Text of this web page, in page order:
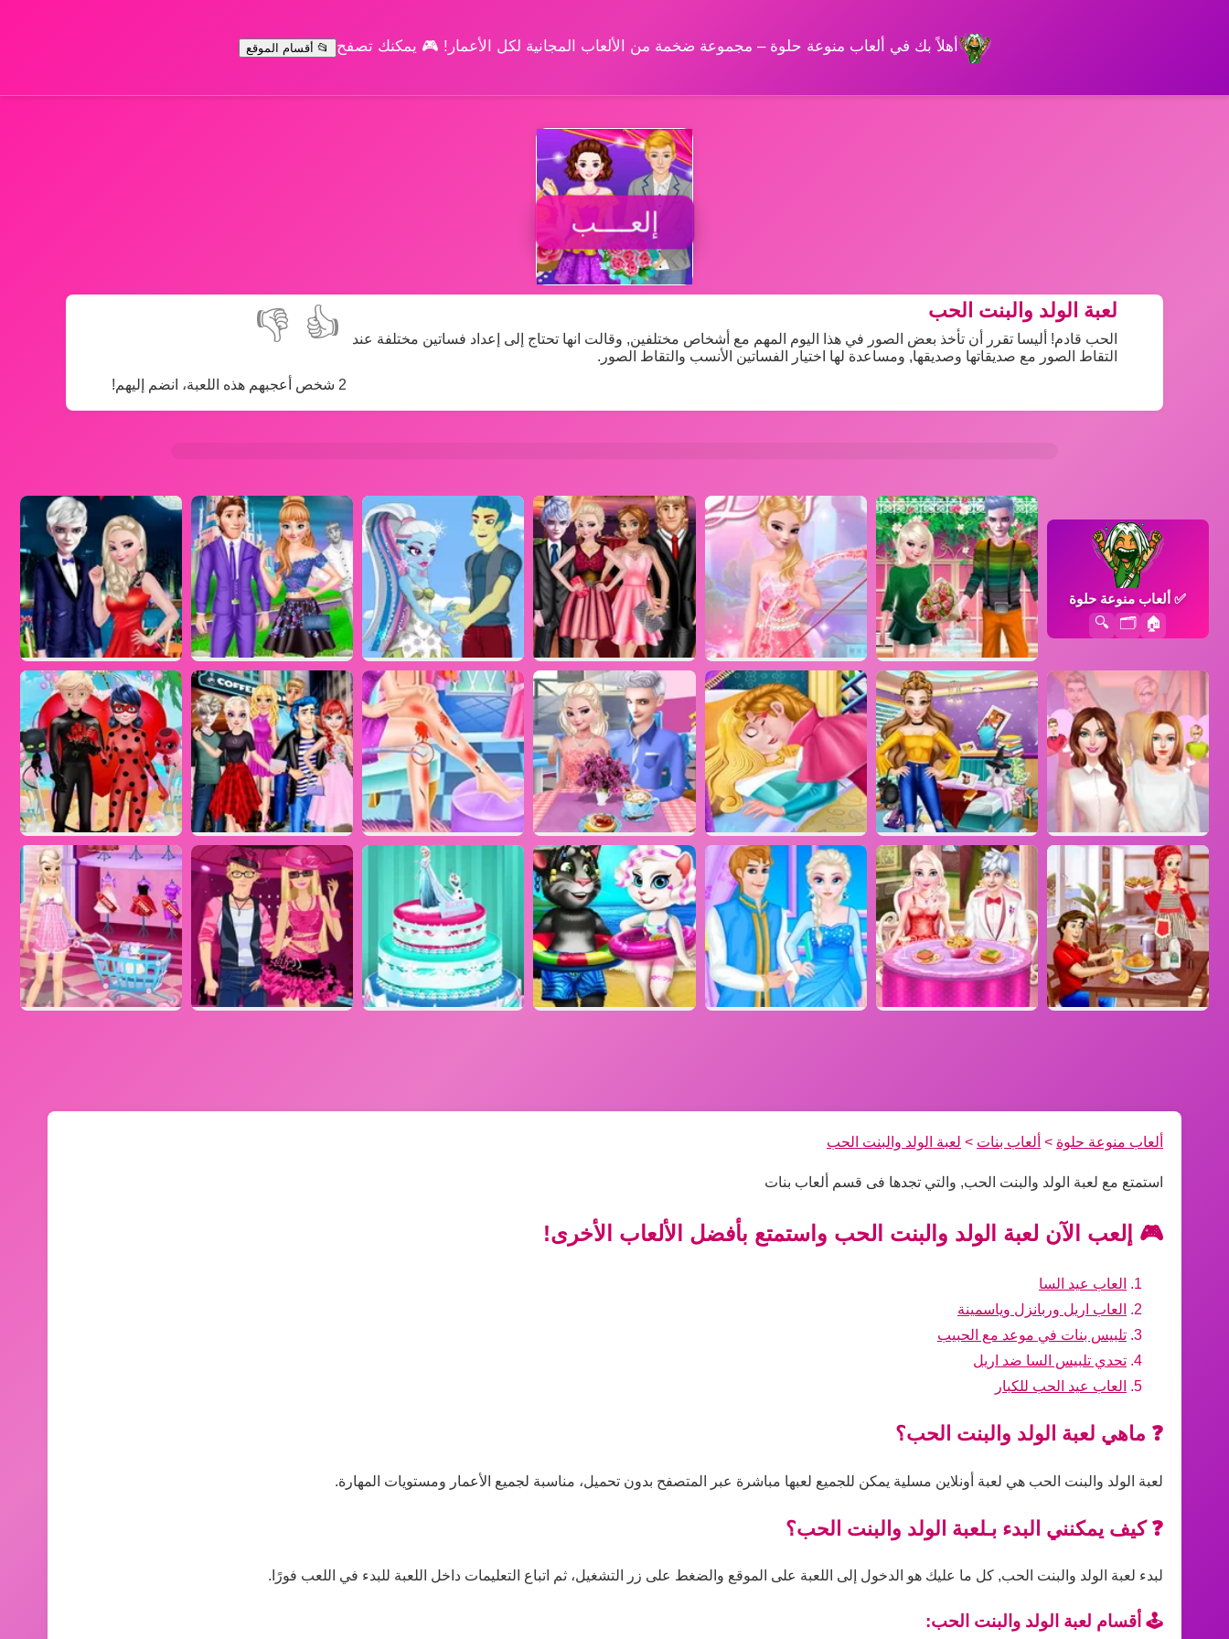
أهلاً بك في ألعاب منوعة حلوة – مجموعة ضخمة من الألعاب المجانية لكل الأعمار! 🎮 يمكنك تصفح 📂 أقسام الموقع
إلعــــب
👍
👎
2 شخص أعجبهم هذه اللعبة، انضم إليهم!
لعبة الولد والبنت الحب
الحب قادم! أليسا تقرر أن تأخذ بعض الصور في هذا اليوم المهم مع أشخاص مختلفين, وقالت انها تحتاج إلى إعداد فساتين مختلفة عند
التقاط الصور مع صديقاتها وصديقها, ومساعدة لها اختيار الفساتين الأنسب والتقاط الصور.
✅ألعاب منوعة حلوة
🏠
🗂️
🔍
ألعاب منوعة حلوة > ألعاب بنات > لعبة الولد والبنت الحب
استمتع مع لعبة الولد والبنت الحب, والتي تجدها فى قسم ألعاب بنات
🎮 إلعب الآن لعبة الولد والبنت الحب واستمتع بأفضل الألعاب الأخرى!
العاب عيد السا
العاب اريل وربانزل وياسمينة
تلبيس بنات في موعد مع الحبيب
تحدي تلبيس السا ضد اريل
العاب عيد الحب للكبار
❓ ماهي لعبة الولد والبنت الحب؟
لعبة الولد والبنت الحب هي لعبة أونلاين مسلية يمكن للجميع لعبها مباشرة عبر المتصفح بدون تحميل، مناسبة لجميع الأعمار ومستويات المهارة.
❓ كيف يمكنني البدء بـلعبة الولد والبنت الحب؟
لبدء لعبة الولد والبنت الحب, كل ما عليك هو الدخول إلى اللعبة على الموقع والضغط على زر التشغيل، ثم اتباع التعليمات داخل اللعبة للبدء في اللعب فورًا.
🕹️ أقسام لعبة الولد والبنت الحب: